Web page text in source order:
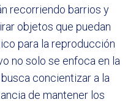
recorriendo barrios y
objetos que puedan
para la reproducción
no solo se enfoca en la
concientizar a la
de mantener los